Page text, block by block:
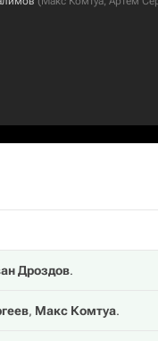
Дроздов.
, Макс Комтуа.